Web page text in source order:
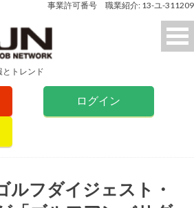
事業許可番号 職業紹介: 13-ユ-311209
とトレンド
ログイン
ルフダイジェスト・